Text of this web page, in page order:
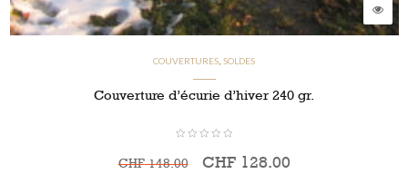
CHF CHF
COUVERTURES,SOLDES
Couverture d’écurie d’hiver 240 gr.
CHF148.00 CHF128.00